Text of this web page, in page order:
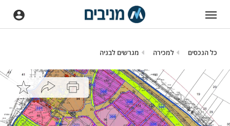
כל הנכסים למכירה מגרשים לבניה